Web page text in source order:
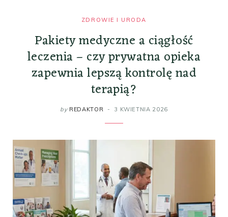
ZDROWIE I URODA
Pakiety medyczne a ciągłość
leczenia – czy prywatna opieka
zapewnia lepszą kontrolę nad
terapią?
by REDAKTOR 3 KWIETNIA 2026